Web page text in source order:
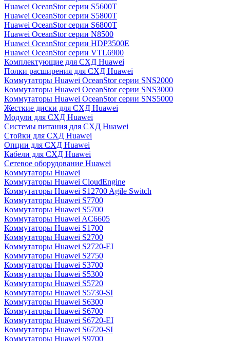
Huawei OceanStor серии S5600T
Huawei OceanStor серии S5800T
Huawei OceanStor серии S6800T
Huawei OceanStor серии N8500
Huawei OceanStor серии HDP3500E
Huawei OceanStor серии VTL6900
Комплектующие для СХД Huawei
Полки расширения для СХД Huawei
Коммутаторы Huawei OceanStor серии SNS2000
Коммутаторы Huawei OceanStor серии SNS3000
Коммутаторы Huawei OceanStor серии SNS5000
Жесткие диски для СХД Huawei
Модули для СХД Huawei
Системы питания для СХД Huawei
Стойки для СХД Huawei
Опции для СХД Huawei
Кабели для СХД Huawei
Сетевое оборудование Huawei
Коммутаторы Huawei
Коммутаторы Huawei CloudEngine
Коммутаторы Huawei S12700 Agile Switch
Коммутаторы Huawei S7700
Коммутаторы Huawei S5700
Коммутаторы Huawei AC6605
Коммутаторы Huawei S1700
Коммутаторы Huawei S2700
Коммутаторы Huawei S2720-EI
Коммутаторы Huawei S2750
Коммутаторы Huawei S3700
Коммутаторы Huawei S5300
Коммутаторы Huawei S5720
Коммутаторы Huawei S5730-SI
Коммутаторы Huawei S6300
Коммутаторы Huawei S6700
Коммутаторы Huawei S6720-EI
Коммутаторы Huawei S6720-SI
Коммутаторы Huawei S9700